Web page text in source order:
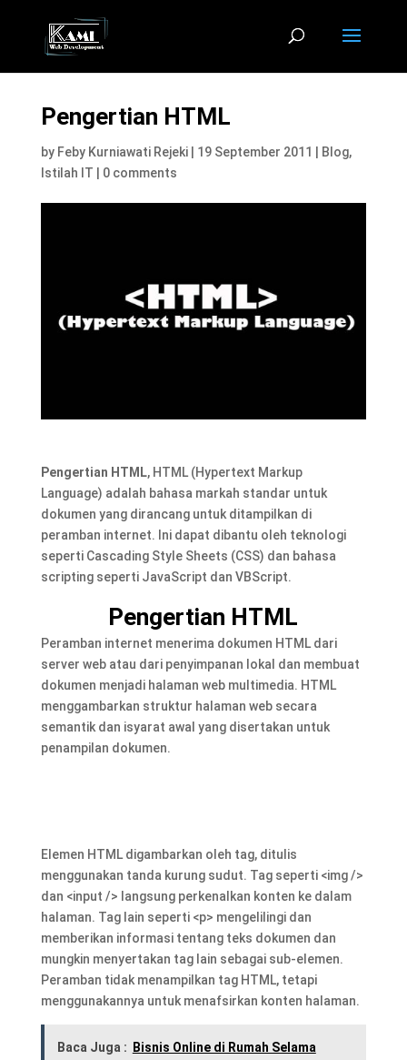
Pengertian HTML
by Feby Kurniawati Rejeki| 19 September 2011 Blog,
Istilah IT
0 comments
Pengertian HTML, HTML (Hypertext Markup
Language) adalah bahasa markah standar untuk
dokumen yang dirancang untuk ditampilkan di
peramban internet. Ini dapat dibantu oleh teknologi
seperti Cascading Style Sheets (CSS) dan bahasa
scripting seperti JavaScript dan VBScript.
Pengertian HTML
Peramban internet menerima dokumen HTML dari
server web atau dari penyimpanan lokal dan membuat
dokumen menjadi halaman web multimedia. HTML
menggambarkan struktur halaman web secara
semantik dan isyarat awal yang disertakan untuk
penampilan dokumen.
Elemen HTML digambarkan oleh tag, ditulis
menggunakan tanda kurung sudut. Tag seperti <img />
dan <input /> langsung perkenalkan konten ke dalam
halaman. Tag lain seperti <p> mengelilingi dan
memberikan informasi tentang teks dokumen dan
mungkin menyertakan tag lain sebagai sub-elemen.
Peramban tidak menampilkan tag HTML, tetapi
menggunakannya untuk menafsirkan konten halaman.
Baca Juga :
Bisnis Online di Rumah Selama